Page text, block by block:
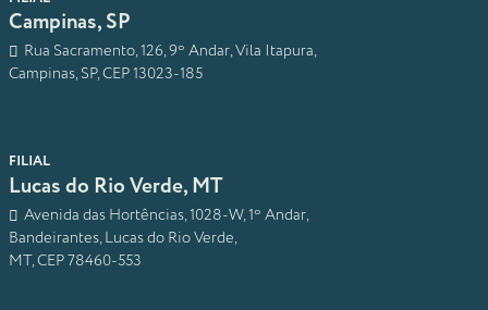
Campinas, SP
Rua Sacramento, 126, 9º Andar, Vila Itapura,
Campinas, SP, CEP 13023-185
FILIAL
Lucas do Rio Verde, MT
Avenida das Hortências, 1028-W, 1º Andar,
Bandeirantes, Lucas do Rio Verde,
MT, CEP 78460-553